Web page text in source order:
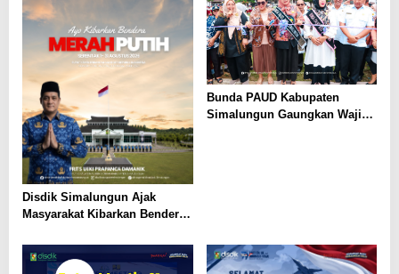
Disdik Simalungun Ajak
Masyarakat Kibarkan Bendera
Agustus 2026
Bunda PAUD Kabupaten
Simalungun Gaungkan Wajib